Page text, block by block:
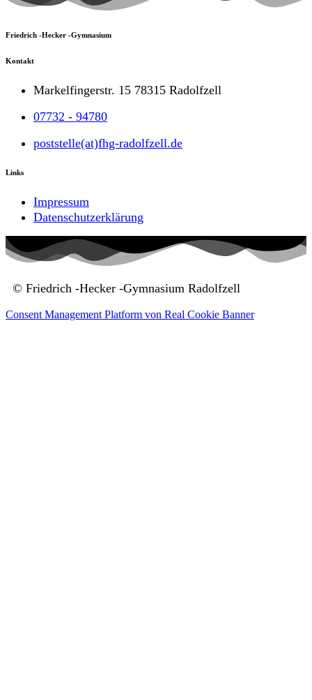
Friedrich -Hecker -Gymnasium
Kontakt
Markelfingerstr. 15 78315 Radolfzell
07732 - 94780
poststelle(at)fhg-radolfzell.de
Links
Impressum
Datenschutzerklärung
© Friedrich -Hecker -Gymnasium Radolfzell
Consent Management Platform von Real Cookie Banner